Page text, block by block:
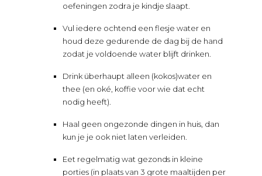
oefeningen zodra je kindje slaapt.
Vul iedere ochtend een flesje water en
houd deze gedurende de dag bij de hand
zodat je voldoende water blijft drinken.
Drink überhaupt alleen (kokos)water en
thee (en oké, koffie voor wie dat echt
nodig heeft).
Haal geen ongezonde dingen in huis, dan
kun je je ook niet laten verleiden.
Eet regelmatig wat gezonds in kleine
porties (in plaats van 3 grote maaltijden per